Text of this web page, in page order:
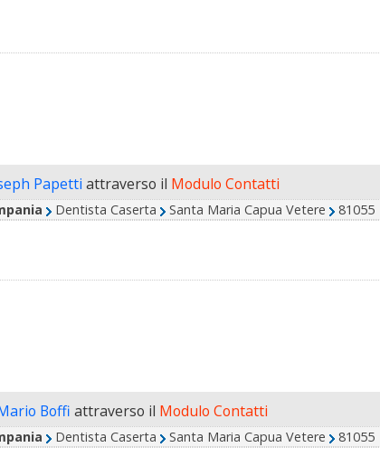
Papetti attraverso il Modulo Contatti
Dentista Caserta Santa Maria Capua Vetere 81055
Boffi attraverso il Modulo Contatti
Dentista Caserta Santa Maria Capua Vetere 81055